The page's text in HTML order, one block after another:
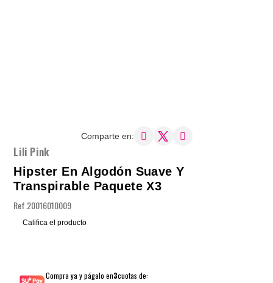
Comparte en:
Lili Pink
Hipster En Algodón Suave Y
Transpirable Paquete X3
Ref. 20016010009
Califica el producto
Compra ya y págalo en3cuotas de: